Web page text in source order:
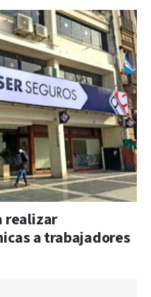
realizar
a trabajadores